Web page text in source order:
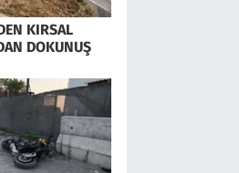
KIRSAL
DOKUNUŞ